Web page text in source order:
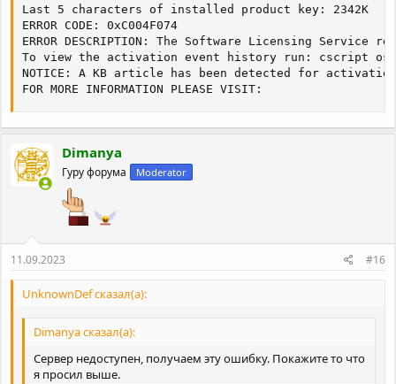
Last 5 characters of installed product key: 2342K
ERROR CODE: 0xC004F074
ERROR DESCRIPTION: The Software Licensing
To view the activation event history run: cscript
NOTICE: A KB article has been detected for
FOR MORE INFORMATION PLEASE VISIT:
Dimanya
Гуру форума Moderator
11.09.2023 #16
UnknownDef сказал(а):
Dimanya сказал(а):
Сервер недоступен, получаем эту ошибку. Покажите то что
я просил выше.